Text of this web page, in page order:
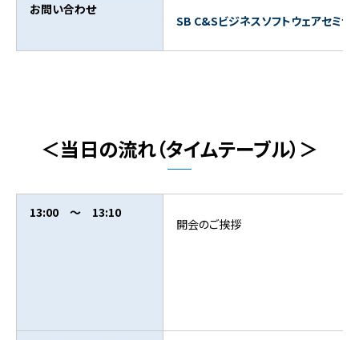
お問い合わせ
SB C&Sビジネスソフトウェアセミナ
＜当日の流れ（タイムテーブル）＞
13:00 ～ 13:10
開会のご挨拶